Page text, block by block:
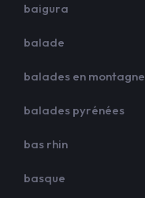
baigura
balade
balades en montagne
balades pyrénées
bas rhin
basque